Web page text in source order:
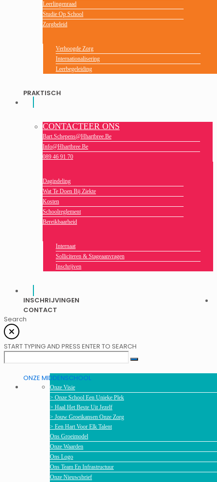
Leerlingenraad
Studie Op School
Zorgbeleid
Verhoogde Zorg
Internationalisering
Leerbegeleiding
PRAKTISCH
CONTACTEER ONS
Bart.schepens@hhartbree.be
Info@hhartbree.be
089 46 91 70
Dagindeling
Wat Te Doen Bij Ziekte
Kosten
Schoolreglement
Bereikbaarheid
Internaat
Solliciteren & Stageaanvragen
Inschrijven
INSCHRIJVINGEN
CONTACT
Search
START TYPING AND PRESS ENTER TO SEARCH
ONZE MIDDENSCHOOL
Onze Visie
> Onze School Een Unieke Plek
> Haal Het Beste Uit Jezelf
> Jouw Groeikansen Onze Zorg
> Een Hart Voor Elk Talent
Ons Groeimodel
Onze Waarden
Ons Logo
Ons Team En Infrastructuur
Onze Nieuwsbrief